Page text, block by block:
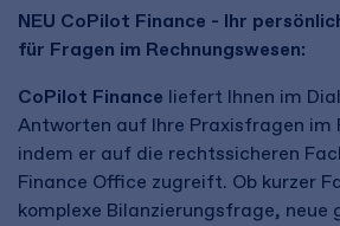
NEU CoPilot Finance - Ihr
für Fragen im Rechnungswesen:
CoPilot Finance liefert Ihnen im
Antworten auf Ihre Praxisfragen im
indem er auf die rechtssicheren
Finance Office zugreift. Ob kurzer
komplexe Bilanzierungsfrage, neue